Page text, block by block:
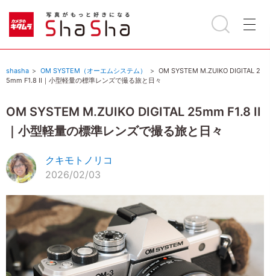
shasha OM SYSTEM（オーエムシステム）
OM SYSTEM M.ZUIKO DIGITAL 2
5mm F1.8 II｜小型軽量の標準レンズで撮る旅と日々
OM SYSTEM M.ZUIKO DIGITAL 25mm F1.8 II
｜小型軽量の標準レンズで撮る旅と日々
クキモトノリコ
2026/02/03